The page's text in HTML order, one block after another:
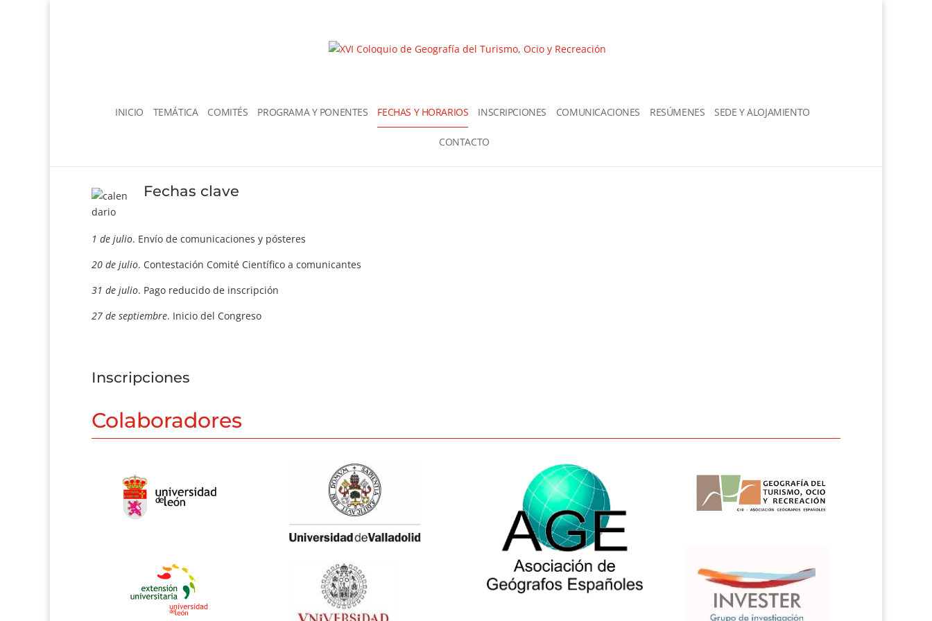
INICIO TEMÁTICA COMITÉS PROGRAMA Y PONENTES FECHAS Y HORARIOS INSCRIPCIONES COMUNICACIONES RESÚMENES SEDE Y ALOJAMIENTO
CONTACTO
Fechas clave
1 de julio. Envío de comunicaciones y pósteres
20 de julio. Contestación Comité Científico a comunicantes
31 de julio. Pago reducido de inscripción
27 de septiembre. Inicio del Congreso
Inscripciones
Colaboradores